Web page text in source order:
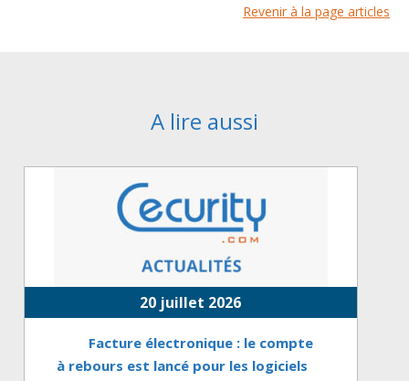
Revenir à la page articles
A lire aussi
20 juillet 2026
Facture électronique : le compte
à rebours est lancé pour les logiciels